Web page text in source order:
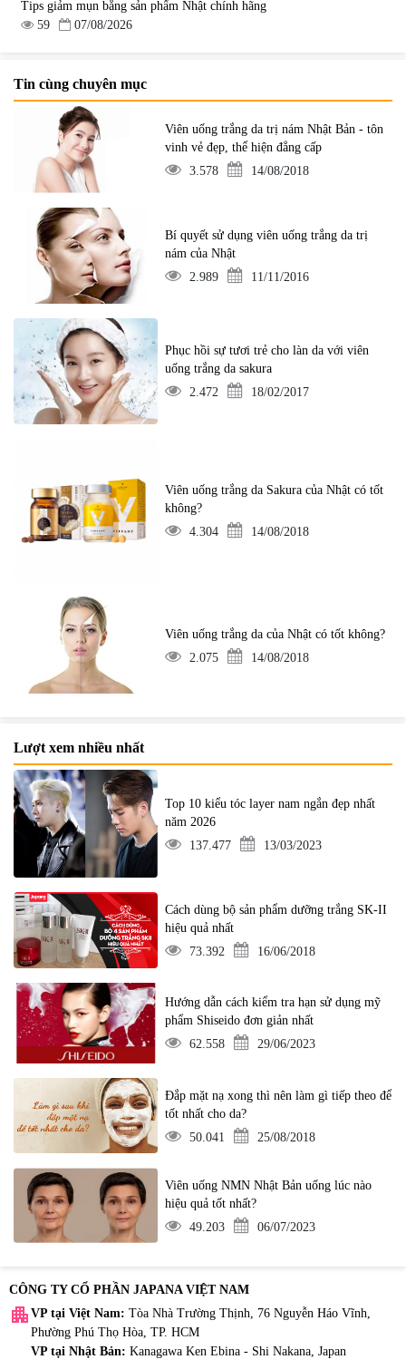
Tips giảm mụn bằng sản phẩm Nhật chính hãng
59
07/08/2026
Tin cùng chuyên mục
Viên uống trắng da trị nám Nhật Bản - tôn
vinh vẻ đẹp, thể hiện đẳng cấp
3.578
14/08/2018
Bí quyết sử dụng viên uống trắng da trị
nám của Nhật
2.989
11/11/2016
Phục hồi sự tươi trẻ cho làn da với viên
uống trắng da sakura
2.472
18/02/2017
Viên uống trắng da Sakura của Nhật có tốt
không?
4.304
14/08/2018
Viên uống trắng da của Nhật có tốt không?
2.075
14/08/2018
Lượt xem nhiều nhất
Top 10 kiểu tóc layer nam ngắn đẹp nhất
năm 2026
137.477
13/03/2023
Cách dùng bộ sản phẩm dưỡng trắng SK-II
hiệu quả nhất
73.392
16/06/2018
Hướng dẫn cách kiểm tra hạn sử dụng mỹ
phẩm Shiseido đơn giản nhất
62.558
29/06/2023
Đắp mặt nạ xong thì nên làm gì tiếp theo để
tốt nhất cho da?
50.041
25/08/2018
Viên uống NMN Nhật Bản uống lúc nào
hiệu quả tốt nhất?
49.203
06/07/2023
CÔNG TY CỔ PHẦN JAPANA VIỆT NAM
apartment VP tại Việt Nam: Tòa Nhà Trường Thịnh, 76 Nguyễn Háo Vĩnh,
Phường Phú Thọ Hòa, TP. HCM
VP tại Nhật Bản: Kanagawa Ken Ebina - Shi Nakana, Japan